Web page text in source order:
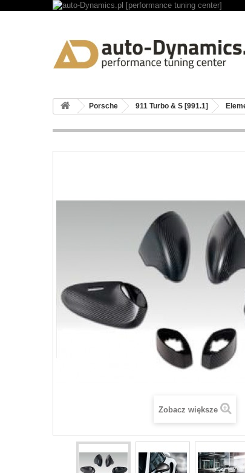
Porsche 911 Turbo & S [991.1]
Zobacz większe